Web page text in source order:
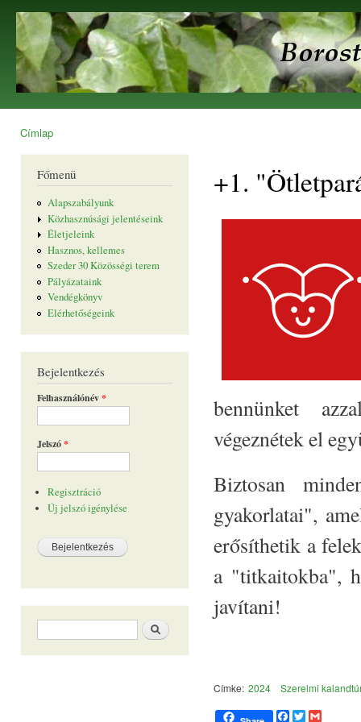
Borostyán
Egyesület
Címlap
Főmenü
Alapszabályunk
Közhasznúsági jelentéseink
Életjeleink
Hasznos, kellemes
Szeder 30 Közösségi terem
Pályázataink
Vendégkönyv
Elérhetőségeink
Bejelentkezés
Felhasználónév*
Jelszó*
Regisztráció
Új jelszó igénylése
Keresés űrlap Keresés
+1.
bennünket
végeznétek el
Biztosan
gyakorlatai",
erősíthetik a
a "titkaitokba",
javítani!
Címke: 2024 Szerelmi
F
T